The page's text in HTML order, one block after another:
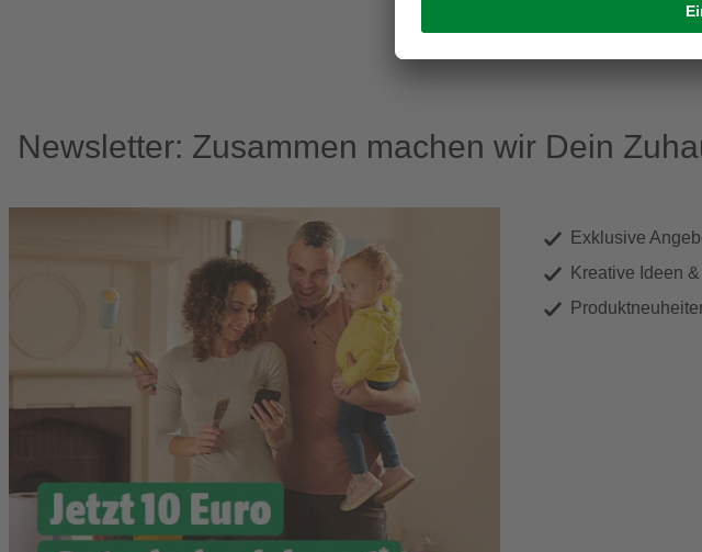
Newsletter: Zusammen machen wir Dein
Exklusive
Kreative Ideen